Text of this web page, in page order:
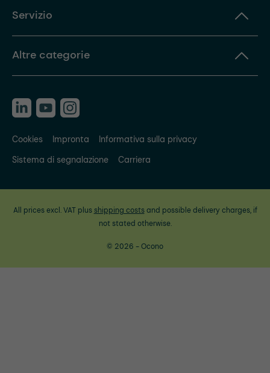
Servizio
Altre categorie
Cookies Impronta
Informativa sulla privacy
Sistema di segnalazione
Carriera
All prices excl. VAT plus shipping costsand possible delivery charges, if
not stated otherwise.
© 2026 - Ocono